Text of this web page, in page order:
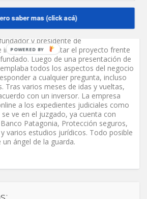
Naves en el año 2004,
y presidente de
invitado a presentar el proyecto frente
Luego de una presentación de
todos los aspectos del negocio
a cualquier pregunta, incluso
Tras varios meses de idas y vueltas,
con un inversor. La empresa
a los expedientes judiciales como
ve en el juzgado, ya cuenta con
Patagonia, Protección seguros,
varios estudios jurídicos. Todo posible
un ángel de la guarda.
saber mas (click acá)